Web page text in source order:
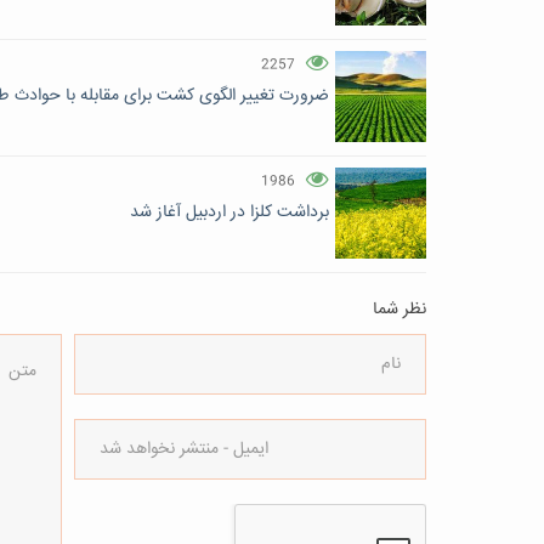
2257
ضرورت تغییر الگوی کشت برای مقابله با حوادث
1986
برداشت کلزا در اردبیل آغاز شد
نظر شما